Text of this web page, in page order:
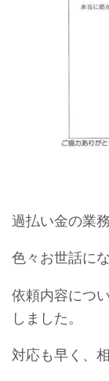
過払い金の業
色々お世話に
依頼内容につ
しました。
対応も早く、